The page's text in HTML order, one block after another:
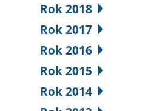
Rok 2018
Rok 2017
Rok 2016
Rok 2015
Rok 2014